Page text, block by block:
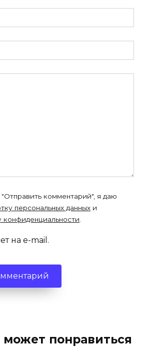
комментарий", я даю
персональных данных и
конфиденциальности.
на e-mail.
понравиться